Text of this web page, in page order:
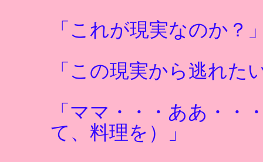
「これが現実なのか？
「この現実から逃れた
「ママ・・・ああ・・
て、料理を）」